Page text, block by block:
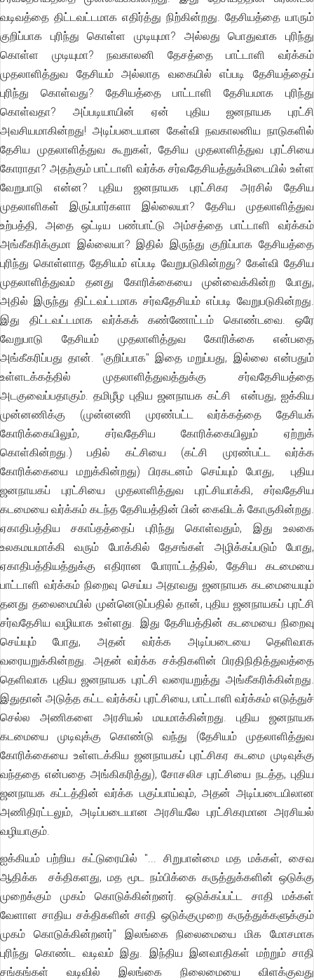
வடிவத்தை திட்டவட்டமாக எதிர்த்து நிற்கின்றது. தேசியத்தை யாரும்
குறிப்பாக புரிந்து கொள்ள முடியுமா? அல்லது பொதுவாக புரிந்து
கொள்ள முடியுமா? நவகாலனி தேசத்தை பாட்டாளி வர்க்கம்
முதலாளித்துவ தேசியம் அல்லாத வகையில் எப்படி தேசியத்தைப்
புரிந்து கொள்வது? தேசியத்தை பாட்டாளி தேசியமாக புரிந்து
கொள்வதா? அப்படியாயின் ஏன் புதிய ஜனநாயக புரட்சி
அவசியமாகின்றது! அடிப்படையான கேள்வி நவகாலனிய நாடுகளில்
தேசிய முதலாளித்துவ கூறுகள், தேசிய முதலாளித்துவ புரட்சியை
கோராதா? அதற்கும் பாட்டாளி வர்க்க சர்வதேசியத்துக்மிடையில் உள்ள
வேறுபாடு என்ன? புதிய ஜனநாயக புரட்சிகர அரசில் தேசிய
முதலாளிகள் இருப்பார்களா இல்லையா? தேசிய முதலாளித்துவ
உற்பத்தி, அதை ஒட்டிய பண்பாட்டு அம்சத்தை பாட்டாளி வர்க்கம்
அங்கீகரிக்குமா இல்லையா? இதில் இருந்து குறிப்பாக தேசியத்தை
புரிந்து கொள்ளாத தேசியம் எப்படி வேறுபடுகின்றது? கேள்வி தேசிய
முதலாளித்துவம் தனது கோரிக்கையை முன்வைக்கின்ற போது,
அதில் இருந்து திட்டவட்டமாக சர்வதேசியம் எப்படி வேறுபடுகின்றது.
இது திட்டவட்டமாக வர்க்கக் கண்ணோட்டம் கொண்டவை. ஒரே
வேறுபாடு தேசியம் முதலாளித்துவ கோரிக்கை என்பதை
அங்கீகரிப்பது தான். "குறிப்பாக" இதை மறுப்பது, இல்லை என்பதும்
உள்ளடக்கத்தில் முதலாளித்துவத்துக்கு சர்வதேசியத்தை
அடகுவைப்பதாகும். தமிழீழ புதிய ஜனநாயக கட்சி என்பது, ஐக்கிய
முன்னணிக்கு (முன்னணி முரண்பட்ட வர்க்கத்தை தேசியக்
கோரிக்கையிலும், சர்வதேசிய கோரிக்கையிலும் ஏற்றுக்
கொள்கின்றது.) பதில் கட்சியை (கட்சி முரண்பட்ட வர்க்க
கோரிக்கையை மறுக்கின்றது) பிரகடனம் செய்யும் போது, புதிய
ஜனநாயகப் புரட்சியை முதலாளித்துவ புரட்சியாக்கி, சர்வதேசிய
கடமையை வர்க்கம் கடந்த தேசியத்தின் பின் கைவிடக் கோருகின்றது.
ஏகாதிபத்திய சகாப்தத்தைப் புரிந்து கொள்வதும், இது உலகை
உலகமயமாக்கி வரும் போக்கில் தேசங்கள் அழிக்கப்படும் போது,
ஏகாதிபத்தியத்துக்கு எதிரான போராட்டத்தில், தேசிய கடமையை
பாட்டாளி வர்க்கம் நிறைவு செய்ய அதாவது ஜனநாயக கடமையையும்
தனது தலைமையில் முன்னெடுப்பதில் தான், புதிய ஜனநாயகப் புரட்சி
சர்வதேசிய வழியாக உள்ளது. இது தேசியத்தின் கடமையை நிறைவு
செய்யும் போது, அதன் வர்க்க அடிப்படையை தெளிவாக
வரையறுக்கின்றது. அதன் வர்க்க சக்திகளின் பிரதிநிதித்துவத்தை
தெளிவாக புதிய ஜனநாயக புரட்சி வரையறுத்து அங்கீகரிக்கின்றது.
இதுதான் அடுத்த கட்ட வர்க்கப் புரட்சியை, பாட்டாளி வர்க்கம் எடுத்துச்
செல்ல அணிகளை அரசியல் மயமாக்கின்றது. புதிய ஜனநாயக
கடமையை முடிவுக்கு கொண்டு வந்து (தேசியம் முதலாளித்துவ
கோரிக்கையை உள்ளடக்கிய ஜனநாயகப் புரட்சிகர கடமை முடிவுக்கு
வந்ததை என்பதை அங்கிகரித்து), சோசலிச புரட்சியை நடத்த, புதிய
ஜனநாயக கட்டத்தின் வர்க்க பகுப்பாய்வும், அதன் அடிப்படையிலான
அணிதிரட்டலும், அடிப்படையான அரசியலே புரட்சிகரமான அரசியல்
வழியாகும்.
ஐக்கியம் பற்றிய கட்டுரையில் "... சிறுபான்மை மத மக்கள், சைவ
ஆதிக்க சக்திகளது, மத மூட நம்பிக்கை கருத்துக்களின் ஒடுக்கு
முறைக்கும் முகம் கொடுக்கின்றனர். ஒடுக்கப்பட்ட சாதி மக்கள்
வேளாள சாதிய சக்திகளின் சாதி ஒடுக்குமுறை கருத்துக்களுக்கும்
முகம் கொடுக்கின்றனர்" இலங்கை நிலைமையை மிக மோசமாக
புரிந்து கொண்ட வடிவம் இது. இந்திய இனவாதிகள் மற்றும் சாதி
சங்கங்கள் வடிவில் இலங்கை நிலைமையை விளக்குவது